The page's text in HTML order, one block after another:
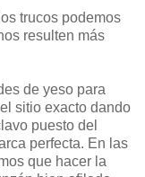
trucos podemos
resulten más
de yeso para
sitio exacto dando
puesto del
perfecta. En las
que hacer la